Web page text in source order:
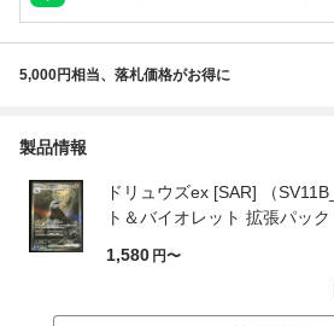
5,000円相当、落札価格がお得に
製品情報
ドリュウズex [SAR] （
ト＆バイオレット 拡張パッ
1,580 円〜